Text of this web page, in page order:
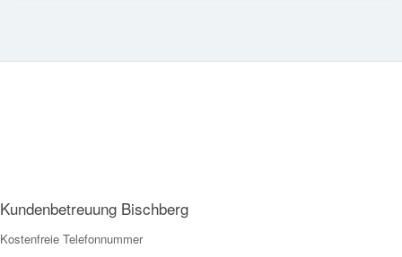
Kundenbetreuung Bischberg
Kostenfreie Telefonnummer